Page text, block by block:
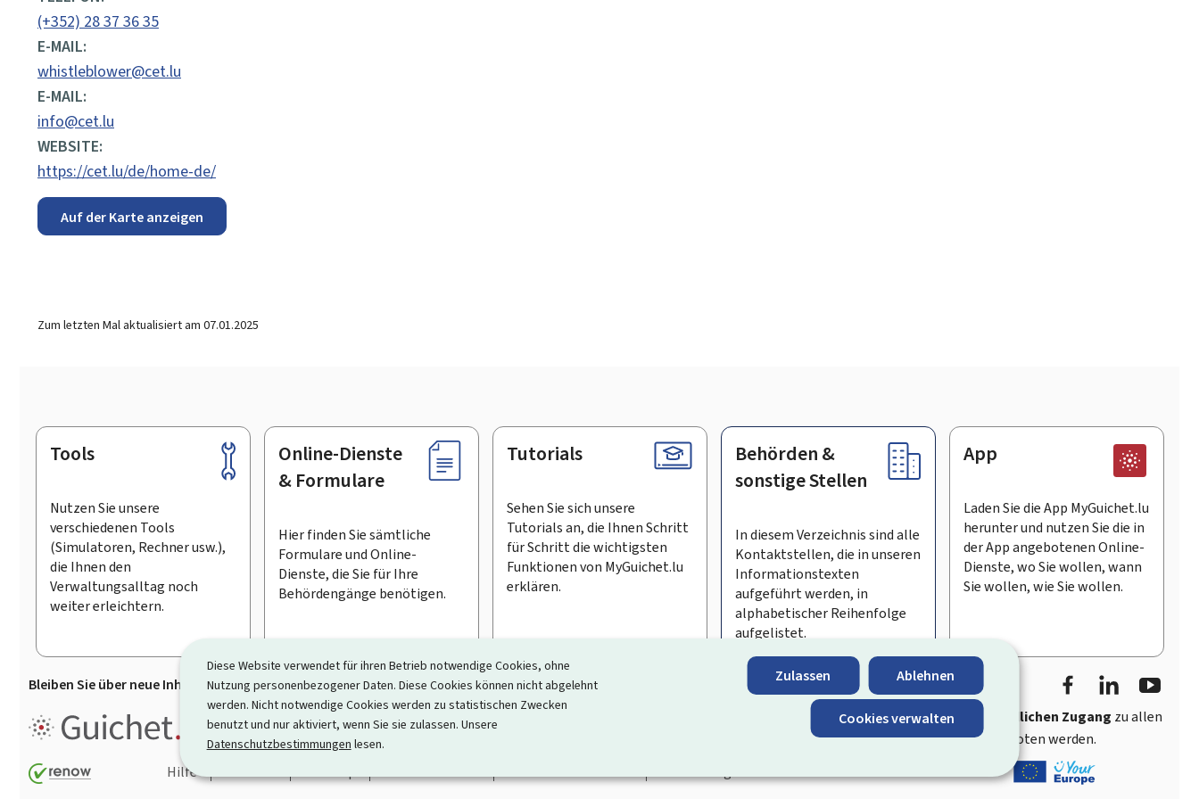
Diese Website verwendet für ihren Betrieb notwendige Cookies, ohne
Nutzung personenbezogener Daten. Diese Cookies können nicht abgelehnt
werden. Nicht notwendige Cookies werden zu statistischen Zwecken
benutzt und nur aktiviert, wenn Sie sie zulassen. Unsere
Datenschutzbestimmungen lesen.
Zulassen Ablehnen
Cookies verwalten
(+352) 28 37 36 35
E-MAIL:
whistleblower@cet.lu
E-MAIL:
info@cet.lu
WEBSITE:
https://cet.lu/de/home-de/
Auf der Karte anzeigen
Zum letzten Mal aktualisiert am 07.01.2025
Footer
Tools
Nutzen Sie unsere
verschiedenen Tools
(Simulatoren, Rechner usw.),
die Ihnen den
Verwaltungsalltag noch
weiter erleichtern.
Online-Dienste
& Formulare
Hier finden Sie sämtliche
Formulare und Online-
Dienste, die Sie für Ihre
Behördengänge benötigen.
Tutorials
Sehen Sie sich unsere
Tutorials an, die Ihnen Schritt
für Schritt die wichtigsten
Funktionen von MyGuichet.lu
erklären.
Behörden &
sonstige Stellen
In diesem Verzeichnis sind alle
Kontaktstellen, die in unseren
Informationstexten
aufgeführt werden, in
alphabetischer Reihenfolge
aufgelistet.
App
Laden Sie die App MyGuichet.lu
herunter und nutzen Sie die in
der App angebotenen Online-
Dienste, wo Sie wollen, wann
Sie wollen, wie Sie wollen.
Bleiben Sie über neue Inhalte auf Guichet.lu informiert Den Newsletter abonnieren
FacebookLinkedIn
Guichet.lu ist ein Informationsportal, das Ihre Interaktion mit dem Staat vereinfacht schnellen und benutzerfreundlichen Zugang zu allen
Informationen, Behördengängen und Dienstleistungen, die von den Behörden und sonstigen öffentlichen Stellen Luxemburgs angeboten werden.
Hilfe